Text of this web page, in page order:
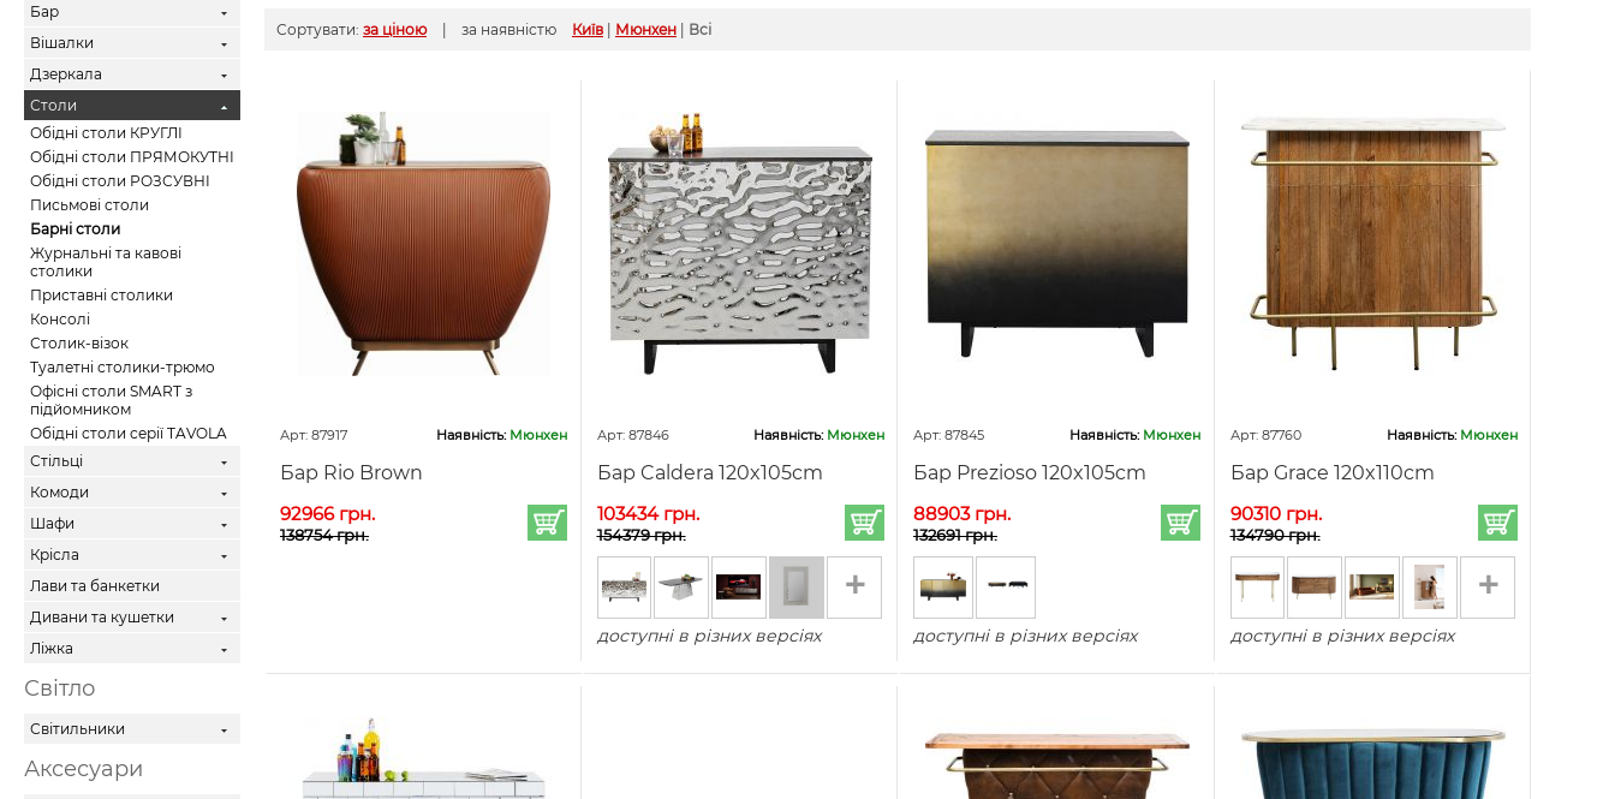
Бар
Вішалки
Дзеркала
Столи
Обідні столи КРУГЛІ
Обідні столи ПРЯМОКУТНІ
Обідні столи РОЗСУВНІ
Письмові столи
Барні столи
Журнальні та кавові
столики
Приставні столики
Консолі
Столик-візок
Туалетні столики-трюмо
Офісні столи SMART з
підйомником
Обідні столи серії TAVOLA
Стільці
Комоди
Шафи
Крісла
Лави та банкетки
Дивани та кушетки
Ліжка
Світло
Світильники
Аксесуари
Сортувати: за ціною | за наявністю Київ Мюнхен Всі
Арт: 87917 Наявність:Мюнхен
Бар Rio Brown
92966 грн.
138754 грн.
Арт: 87846 Наявність:Мюнхен
Бар Caldera 120x105cm
103434 грн.
154379 грн.
+
доступні в різних версіях
Арт: 87845 Наявність:Мюнхен
Бар Prezioso 120x105cm
88903 грн.
132691 грн.
доступні в різних версіях
Арт: 87760 Наявність:Мюнхен
Бар Grace 120x110cm
90310 грн.
134790 грн.
+
доступні в різних версіях